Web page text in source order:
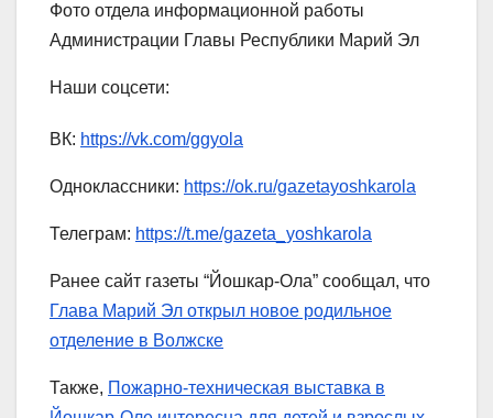
Фото отдела информационной работы
Администрации Главы Республики Марий Эл
Наши соцсети:
ВК: https://vk.com/ggyola
Одноклассники: https://ok.ru/gazetayoshkarola
Телеграм: https://t.me/gazeta_yoshkarola
Ранее сайт газеты “Йошкар-Ола” сообщал, что
Глава Марий Эл открыл новое родильное
отделение в Волжске
Также, Пожарно-техническая выставка в